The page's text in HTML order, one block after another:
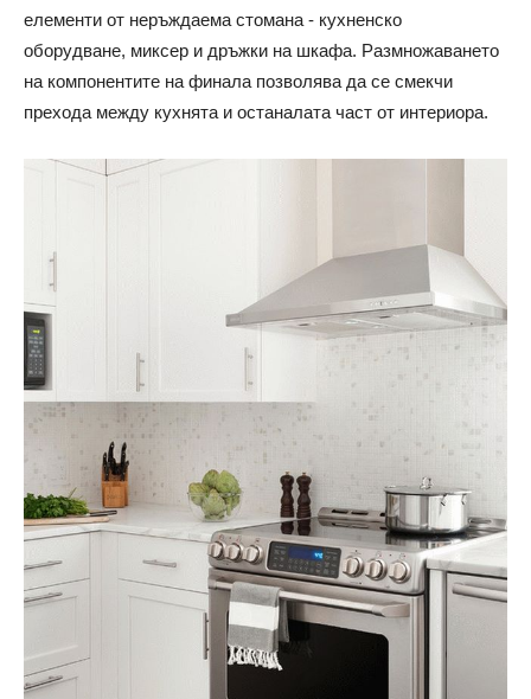
елементи от неръждаема стомана - кухненско
оборудване, миксер и дръжки на шкафа. Размножаването
на компонентите на финала позволява да се смекчи
прехода между кухнята и останалата част от интериора.